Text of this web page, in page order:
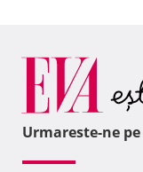
Urmareste-ne pe